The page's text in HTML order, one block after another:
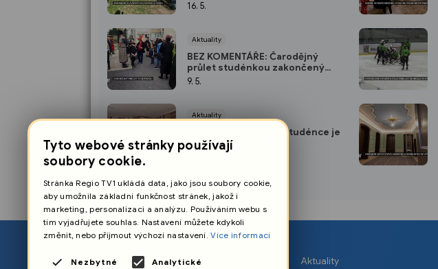
FKT
16. 5.
Aktuality
BEZ KOMENTÁŘE: Čarodějný
průlet studénkou zakončený
exkluzivním dortem
9. 5.
Aktuality
BEZ KOMENTÁŘE: Ve Studénce je
nejvíce vlaječek v ČR
O nás Aktuality
Tyto webové stránky používají
soubory cookie.
Stránka Regio TV1 ukládá data, jako jsou soubory cookie,
aby umožnila základní funkčnost stránek, jakož i
marketing, personalizaci a analýzu. Používáním webu s
tím vyjadřujete souhlas. Nastavení můžete kdykoli
změnit, nebo přijmout výchozí nastavení.Více informací
Nezbytné Analytické